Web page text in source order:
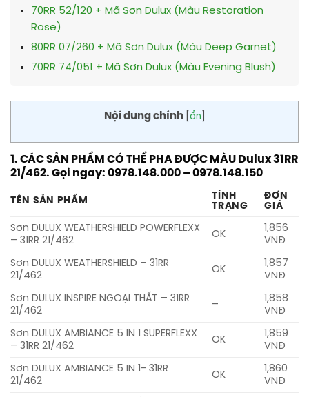
70RR 52/120 + Mã Sơn Dulux (Màu Restoration
Rose)
80RR 07/260 + Mã Sơn Dulux (Màu Deep Garnet)
70RR 74/051 + Mã Sơn Dulux (Màu Evening Blush)
Nội dung chính ẩn
1. CÁC SẢN PHẨM CÓ THỂ PHA ĐƯỢC MÀU Dulux 31RR
21/462. Gọi ngay: 0978.148.000 – 0978.148.150
TÊN SẢN PHẨM
TÌNH
TRẠNG
ĐƠN
GIÁ
Sơn DULUX WEATHERSHIELD POWERFLEXX
– 31RR 21/462
OK
1,856
VNĐ
Sơn DULUX WEATHERSHIELD – 31RR
21/462
OK
1,857
VNĐ
Sơn DULUX INSPIRE NGOẠI THẤT – 31RR
21/462
–
1,858
VNĐ
Sơn DULUX AMBIANCE 5 IN 1 SUPERFLEXX
– 31RR 21/462
OK
1,859
VNĐ
Sơn DULUX AMBIANCE 5 IN 1- 31RR
21/462
OK
1,860
VNĐ